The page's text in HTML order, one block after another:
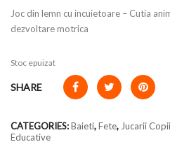
Joc din lemn cu incuietoare – Cutia
dezvoltare motrica
Stoc epuizat
SHARE
CATEGORIES:Baieti,Fete, Jucarii Copii
Educative